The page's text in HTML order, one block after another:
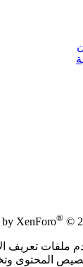
XenForo® ©
ملفات تعريف
المحتوى